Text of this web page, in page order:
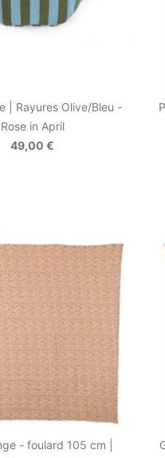
| Rayures Olive/Bleu -
Rose in April
49,00 €
- foulard 105 cm |